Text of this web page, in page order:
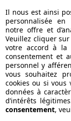
Il nous est ainsi
personnalisée
notre offre et
Veuillez cliquer
votre accord à la
consentement et
personnel y
vous souhaitez
cookies ou si vous
données à
d’intérêts
consentement,